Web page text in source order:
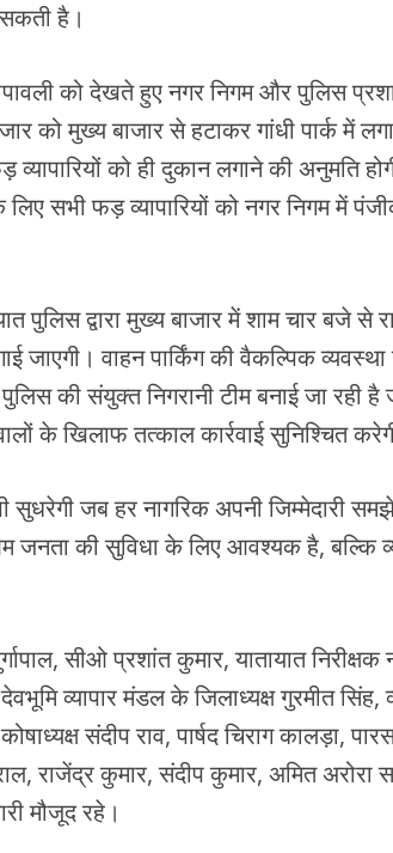
है।
को देखते हुए नगर निगम और पुलिस
को मुख्य बाजार से हटाकर गांधी पार्क में
को ही दुकान लगाने की अनुमति
सभी फड़ व्यापारियों को नगर निगम में
पुलिस द्वारा मुख्य बाजार में शाम चार बजे
जाएगी। वाहन पार्किंग की वैकल्पिक व्यवस्था
की संयुक्त निगरानी टीम बनाई जा रही है
के खिलाफ तत्काल कार्रवाई सुनिश्चित
सुधरेगी जब हर नागरिक अपनी जिम्मेदारी
की सुविधा के लिए आवश्यक है, बल्कि
सीओ प्रशांत कुमार, यातायात निरीक्षक
व्यापार मंडल के जिलाध्यक्ष गुरमीत सिंह,
संदीप राव, पार्षद चिराग कालड़ा,
राजेंद्र कुमार, संदीप कुमार, अमित
मौजूद रहे।